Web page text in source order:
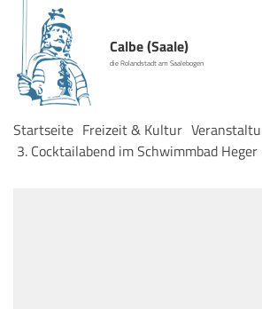
Calbe (Saale)
die Rolandstadt am Saalebogen
Startseite Freizeit & Kultur
3. Cocktailabend im Schwimmbad Heger